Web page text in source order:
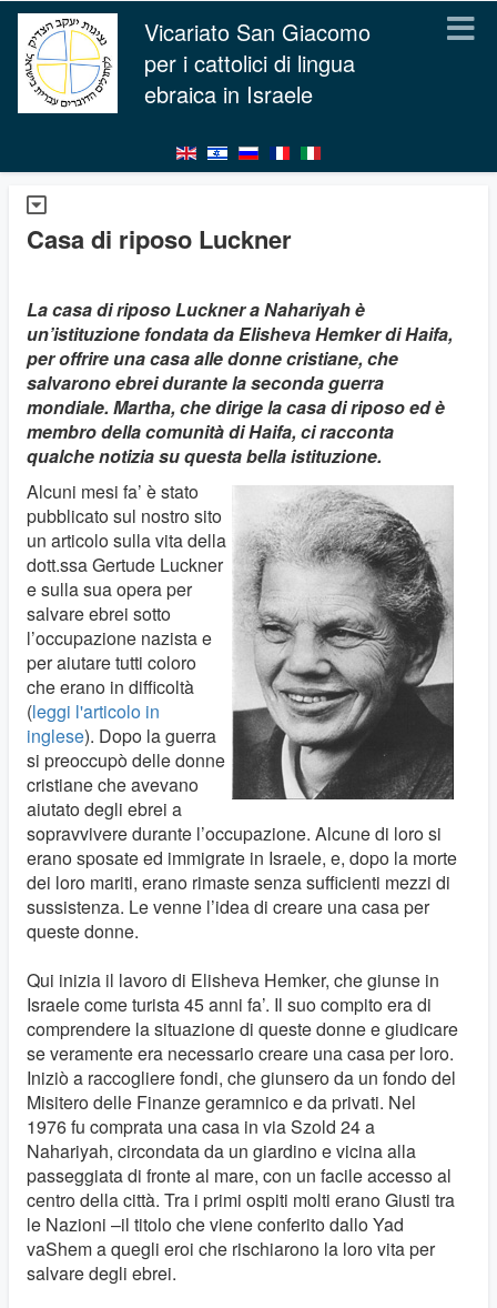
Vicariato San Giacomo
per i cattolici di lingua
ebraica in Israele
Casa di riposo Luckner
La casa di riposo Luckner a Nahariyah è
un’istituzione fondata da Elisheva Hemker di Haifa,
per offrire una casa alle donne cristiane, che
salvarono ebrei durante la seconda guerra
mondiale. Martha, che dirige la casa di riposo ed è
membro della comunità di Haifa, ci racconta
qualche notizia su questa bella istituzione.
Alcuni mesi fa’ è stato
pubblicato sul nostro sito
un articolo sulla vita della
dott.ssa Gertude Luckner
e sulla sua opera per
salvare ebrei sotto
l’occupazione nazista e
per aiutare tutti coloro
che erano in difficoltà
(leggi l'articolo in
inglese). Dopo la guerra
si preoccupò delle donne
cristiane che avevano
aiutato degli ebrei a
sopravvivere durante l’occupazione. Alcune di loro si
erano sposate ed immigrate in Israele, e, dopo la morte
dei loro mariti, erano rimaste senza sufficienti mezzi di
sussistenza. Le venne l’idea di creare una casa per
queste donne.
Qui inizia il lavoro di Elisheva Hemker, che giunse in
Israele come turista 45 anni fa’. Il suo compito era di
comprendere la situazione di queste donne e giudicare
se veramente era necessario creare una casa per loro.
Iniziò a raccogliere fondi, che giunsero da un fondo del
Misitero delle Finanze geramnico e da privati. Nel
1976 fu comprata una casa in via Szold 24 a
Nahariyah, circondata da un giardino e vicina alla
passeggiata di fronte al mare, con un facile accesso al
centro della città. Tra i primi ospiti molti erano Giusti tra
le Nazioni –il titolo che viene conferito dallo Yad
vaShem a quegli eroi che rischiarono la loro vita per
salvare degli ebrei.